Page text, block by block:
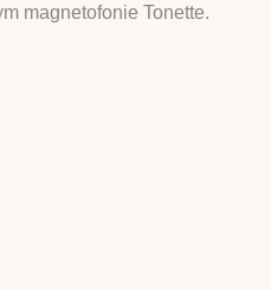
magnetofonie Tonette.